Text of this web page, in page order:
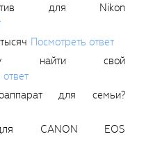
для Nikon
Посмотреть ответ
найти свой
для семьи?
CANON EOS